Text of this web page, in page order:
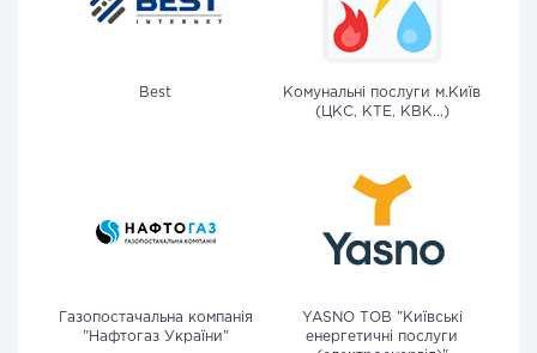
Best
Комунальні послуги м.Київ
(ЦКС, КТЕ, КВК...)
Газопостачальна компанія
"Нафтогаз України"
YASNO ТОВ "Київські
енергетичні послуги